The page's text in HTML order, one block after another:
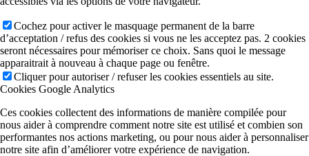
Cochez pour activer le masquage permanent de la barre
d’acceptation / refus des cookies si vous ne les acceptez pas. 2 cookies
seront nécessaires pour mémoriser ce choix. Sans quoi le message
apparaitrait à nouveau à chaque page ou fenêtre.
Cliquer pour autoriser / refuser les cookies essentiels au site.
Cookies Google Analytics
Ces cookies collectent des informations de manière compilée pour
nous aider à comprendre comment notre site est utilisé et combien son
performantes nos actions marketing, ou pour nous aider à personnaliser
notre site afin d’améliorer votre expérience de navigation.